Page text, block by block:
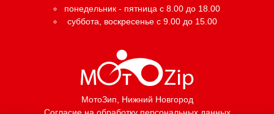
МотоЗип, Нижний Новгород
понедельник - пятница с 8.00 до 18.00
суббота, воскресенье с 9.00 до 15.00